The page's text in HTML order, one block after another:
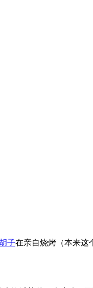
子在亲自烧烤（本来这